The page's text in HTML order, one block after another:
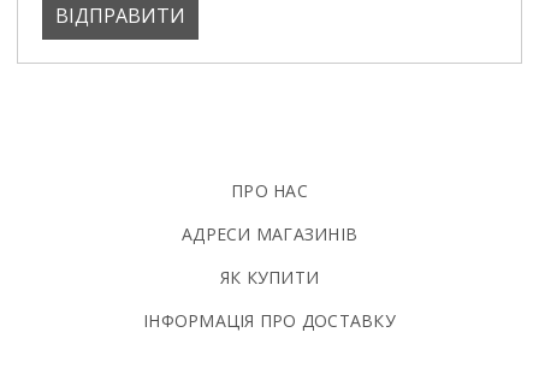
ПРО НАС
АДРЕСИ МАГАЗИНІВ
ЯК КУПИТИ
ІНФОРМАЦІЯ ПРО ДОСТАВКУ